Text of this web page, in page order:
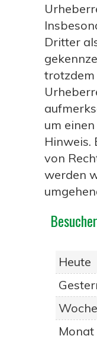
Dritter
trotzdem
um
Hinweis.
von
werden
Besucher
Heute
Woche
Monat